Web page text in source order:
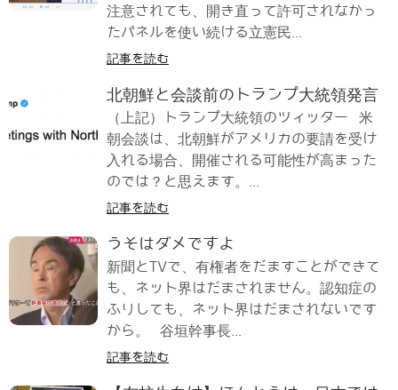
注意されても、開き直って許可されなかっ
たパネルを使い続ける立憲民...
記事を読む
北朝鮮と会談前のトランプ大統領発言
（上記）トランプ大統領のツィッター 米
朝会談は、北朝鮮がアメリカの要請を受け
入れる場合、開催される可能性が高まった
のでは？と思えます。...
記事を読む
うそはダメですよ
新聞とTVで、有権者をだますことができて
も、ネット界はだまされません。認知症の
ふりしても、ネット界はだまされないです
から。 谷垣幹事長...
記事を読む